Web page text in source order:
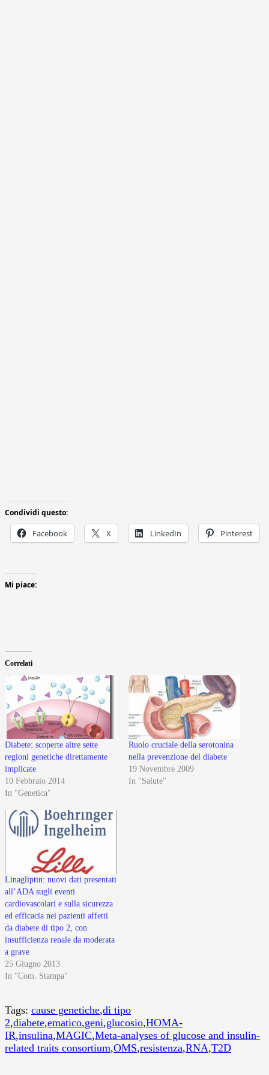
Condividi questo:
Facebook X LinkedIn Pinterest
Mi piace:
Correlati
Diabete: scoperte altre sette
regioni genetiche direttamente
implicate
10 Febbraio 2014
In "Genetica"
Ruolo cruciale della serotonina
nella prevenzione del diabete
19 Novembre 2009
In "Salute"
Linagliptin: nuovi dati presentati
all’ADA sugli eventi
cardiovascolari e sulla sicurezza
ed efficacia nei pazienti affetti
da diabete di tipo 2, con
insufficienza renale da moderata
a grave
25 Giugno 2013
In "Com. Stampa"
Tags: cause genetiche,di tipo
2,diabete,ematico,geni,glucosio,HOMA-
IR,insulina,MAGIC,Meta-analyses of glucose and insulin-
related traits consortium,OMS,resistenza,RNA,T2D